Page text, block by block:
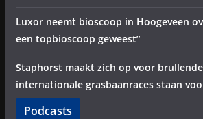
Luxor neemt bioscoop in Hoogeveen
een topbioscoop geweest”
Staphorst maakt zich op voor
internationale grasbaanraces staan
Podcasts